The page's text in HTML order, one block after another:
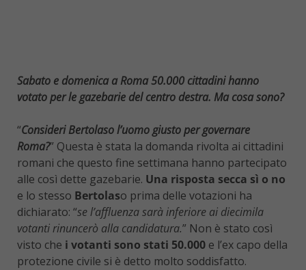
Sabato e domenica a Roma 50.000 cittadini hanno
votato per le gazebarie del centro destra. Ma cosa sono?
“Consideri Bertolaso l’uomo giusto per governare
Roma?” Questa è stata la domanda rivolta ai cittadini
romani che questo fine settimana hanno partecipato
alle così dette gazebarie. Una risposta secca sì o no
e lo stesso Bertolaso prima delle votazioni ha
dichiarato: “se l’affluenza sarà inferiore ai diecimila
votanti rinuncerò alla candidatura.” Non è stato così
visto che i votanti sono stati 50.000 e l’ex capo della
protezione civile si è detto molto soddisfatto.